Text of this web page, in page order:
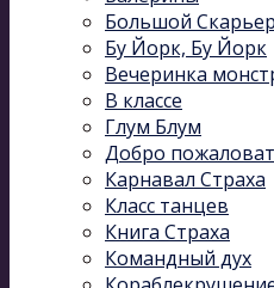
Большой
Бу Йорк, Бу Йорк
Вечеринка
В классе
Глум Блум
Добро
Карнавал Cтраха
Класс танцев
Книга Страха
Командный дух